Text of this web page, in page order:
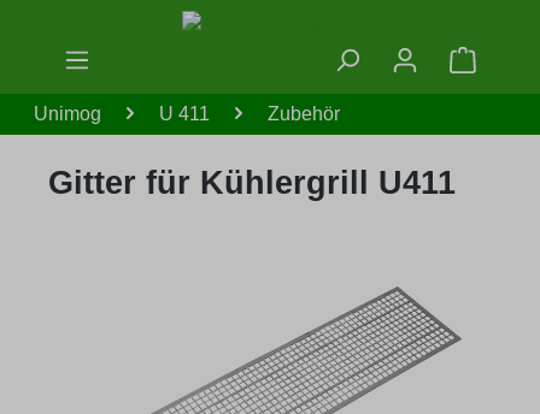
Zum Hauptinhalt springen
Unimog U 411 Zubehör
Gitter für Kühlergrill U411